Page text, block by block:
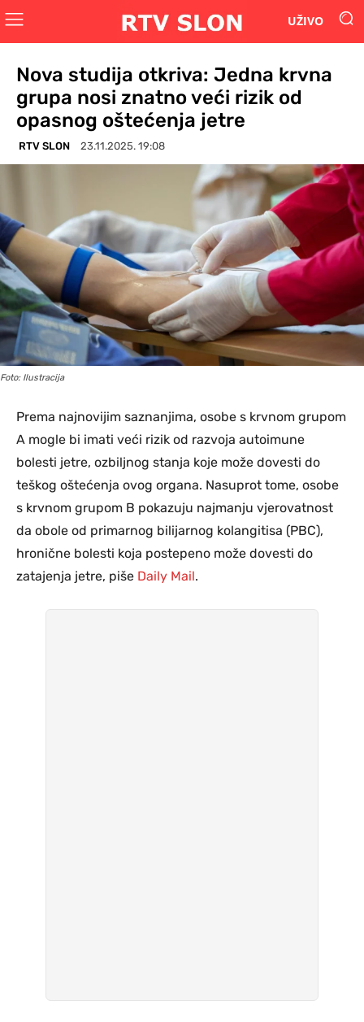
UŽIVO
Nova studija otkriva: Jedna krvna
grupa nosi znatno veći rizik od
opasnog oštećenja jetre
RTV SLON 23.11.2025. 19:08
Foto: Ilustracija
Prema najnovijim saznanjima, osobe s krvnom grupom
A mogle bi imati veći rizik od razvoja autoimune
bolesti jetre, ozbiljnog stanja koje može dovesti do
teškog oštećenja ovog organa. Nasuprot tome, osobe
s krvnom grupom B pokazuju najmanju vjerovatnost
da obole od primarnog bilijarnog kolangitisa (PBC),
hronične bolesti koja postepeno može dovesti do
zatajenja jetre, piše Daily Mail.